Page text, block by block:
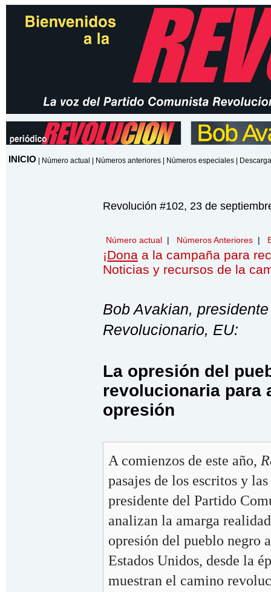
INICIO Número actual Números anteriores Números especiales
Revolución #102, 23 de
Número actual | Números Anteriores |
¡Dona a la campaña para
Noticias y recursos de la
Bob Avakian,
Revolucionario, EU:
La opresión del
revolucionaria para
opresión
A comienzos de este año,
pasajes de los escritos y
presidente del Partido
analizan la amarga
opresión del pueblo negro
Estados Unidos, desde la
muestran el camino